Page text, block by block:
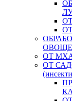
ОТ
ОТ